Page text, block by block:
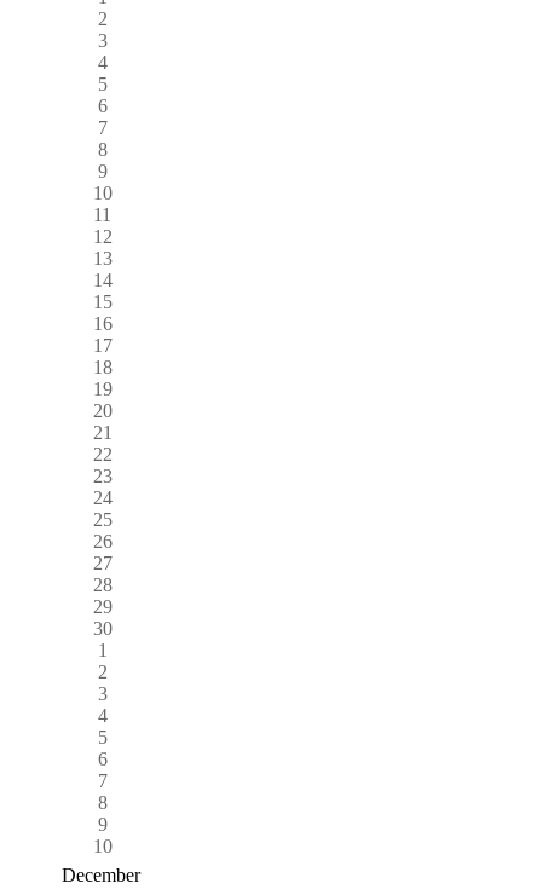
2
3
4
5
6
7
8
9
10
11
12
13
14
15
16
17
18
19
20
21
22
23
24
25
26
27
28
29
30
1
2
3
4
5
6
7
8
9
10
December